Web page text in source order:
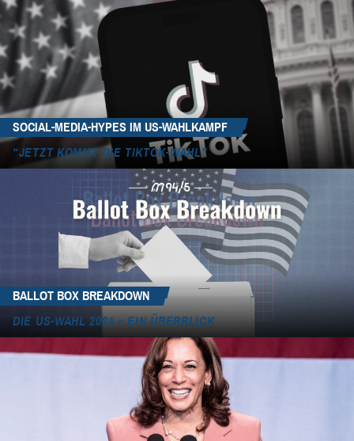
SOCIAL-MEDIA-HYPES IM US-WAHLKAMPF
“JETZT KOMMT DIE TIKTOK-WAHL”
BALLOT BOX BREAKDOWN
DIE US-WAHL 2024 – EIN ÜBERBLICK